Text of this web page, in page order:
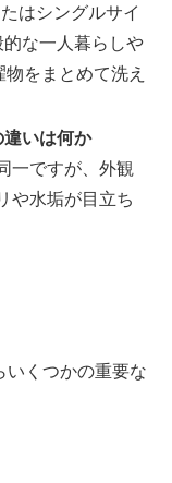
はシングルサイ
な一人暮らしや
をまとめて洗え
いは何か
一ですが、外観
や水垢が目立ち
いくつかの重要な